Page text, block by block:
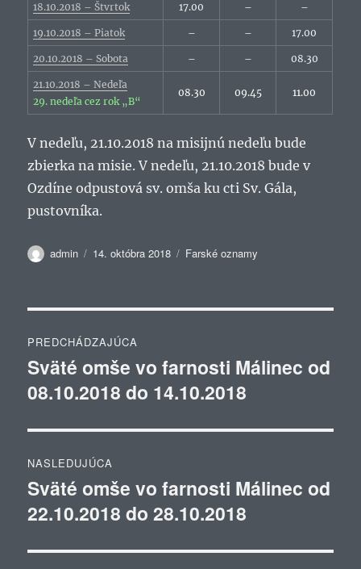
18.10.2018 – Štvrtok 17.00 – –
19.10.2018 – Piatok – – 17.00
20.10.2018 – Sobota – – 08.30
21.10.2018 – Nedeľa
29. nedeľa cez rok „B“
08.30 09.45 11.00
V nedeľu, 21.10.2018 na misijnú nedeľu bude
zbierka na misie. V nedeľu, 21.10.2018 bude v
Ozdíne odpustová sv. omša ku cti Sv. Gála,
pustovníka.
Autor
admin Publikované
14. októbra 2018 Kategórie
Farské oznamy
v
článku
PREDCHÁDZAJÚCA
Predchádzajúci
článok:
Sväté omše vo farnosti Málinec od
08.10.2018 do 14.10.2018
NASLEDUJÚCA
Ďalší
článok:
Sväté omše vo farnosti Málinec od
22.10.2018 do 28.10.2018